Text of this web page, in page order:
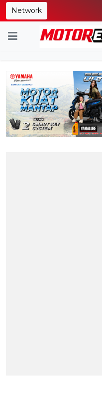
Network